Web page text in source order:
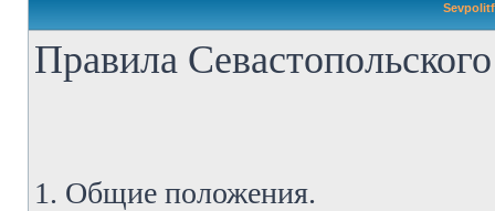
Правила
1. Общие положения.